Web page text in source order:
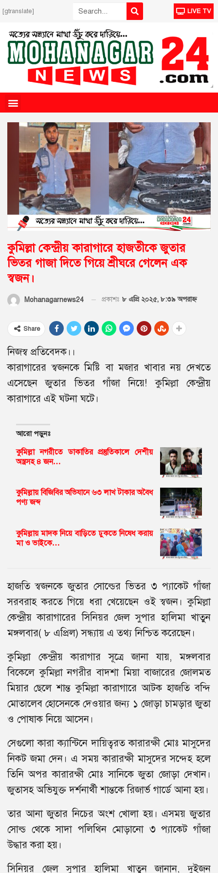
[gtranslate] LIVE TV
কুমিল্লা কেন্দ্রীয় কারাগারে হাজতীকে জুতার
ভিতর গাজা দিতে গিয়ে শ্রীঘরে গেলেন এক
স্বজন।
Mohanagarnews24 প্রকাশঃ ৮ এপ্রি ২০২৫, ৮:৩৯ অপরাহ্ণ
Share
নিজস্ব প্রতিবেদক।।
কারাগারের স্বজনকে মিষ্টি বা মজার খাবার নয় দেখতে
এসেছেন জুতার ভিতর গাঁজা নিয়ে! কুমিল্লা কেন্দ্রীয়
কারাগারে এই ঘটনা ঘটে।
আরো পড়ুনঃ
কুমিল্লা নগরীতে ডাকাতির প্রস্তুতিকালে দেশীয়
অস্ত্রসহ ৪ জন…
কুমিল্লায় বিজিবির অভিযানে ৬৩ লাখ টাকার অবৈধ
পণ্য জব্দ
কুমিল্লায় মাদক নিয়ে বাড়িতে ঢুকতে নিষেধ করায়
মা ও ভাইকে…
হাজতি স্বজনকে জুতার সোল্ডের ভিতর ৩ প্যাকেট গাঁজা
সরবরাহ করতে গিয়ে ধরা খেয়েছেন ওই স্বজন। কুমিল্লা
কেন্দ্রীয় কারাগারের সিনিয়র জেল সুপার হালিমা খাতুন
মঙ্গলবার( ৮ এপ্রিল) সন্ধ্যায় এ তথ্য নিশ্চিত করেছেন।
কুমিল্লা কেন্দ্রীয় কারাগার সূত্রে জানা যায়, মঙ্গলবার
বিকেলে কুমিল্লা নগরীর বাদশা মিয়া বাজারের জোলমত
মিয়ার ছেলে শান্ত কুমিল্লা কারাগারে আটক হাজতি বন্দি
মোতালেব হোসেনকে দেওয়ার জন্য ১ জোড়া চামড়ার জুতা
ও পোষাক নিয়ে আসেন।
সেগুলো কারা ক্যান্টিনে দায়িত্বরত কারারক্ষী মোঃ মাসুদের
নিকট জমা দেন। এ সময় কারারক্ষী মাসুদের সন্দেহ হলে
তিনি অপর কারারক্ষী মোঃ সানিকে জুতা জোড়া দেখান।
জুতাসহ অভিযুক্ত দর্শনার্থী শান্তকে রিজার্ভ গার্ডে আনা হয়।
তার আনা জুতার নিচের অংশ খোলা হয়। এসময় জুতার
সোল্ড থেকে সাদা পলিথিন মোড়ানো ৩ প্যাকেট গাঁজা
উদ্ধার করা হয়।
সিনিয়র জেল সুপার হালিমা খাতুন জানান, দুইজন